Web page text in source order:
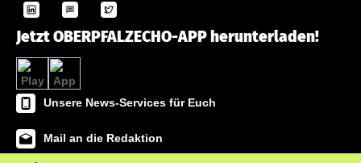
Jetzt OBERPFALZECHO-APP herunterladen!
Unsere News-Services für Euch
Mail an die Redaktion